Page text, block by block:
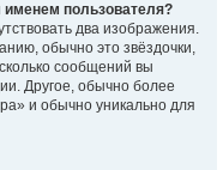
пользователя?
два изображения.
обычно это звёздочки,
сообщений вы
Другое, обычно более
и обычно уникально для